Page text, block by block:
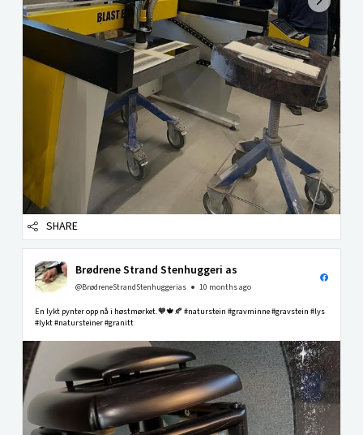
SHARE
Brødrene Strand Stenhuggeri as
@BrødreneStrandStenhuggerias 10 months ago
En lykt pynter opp nå i høstmørket.🧡🍁🍂 #naturstein #gravminne #gravstein #lys
#lykt #natursteiner #granitt